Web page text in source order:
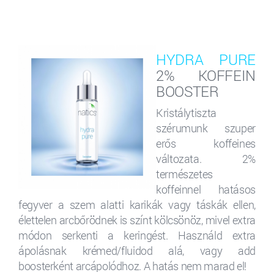
HYDRA PURE
2% KOFFEIN
BOOSTER
Kristálytiszta
szérumunk szuper
erős koffeines
változata. 2%
természetes
koffeinnel hatásos
fegyver a szem alatti karikák vagy táskák ellen,
élettelen arcbőrödnek is színt kölcsönöz, mivel extra
módon serkenti a keringést. Használd extra
ápolásnak krémed/fluidod alá, vagy add
boosterként arcápolódhoz. A hatás nem marad el!